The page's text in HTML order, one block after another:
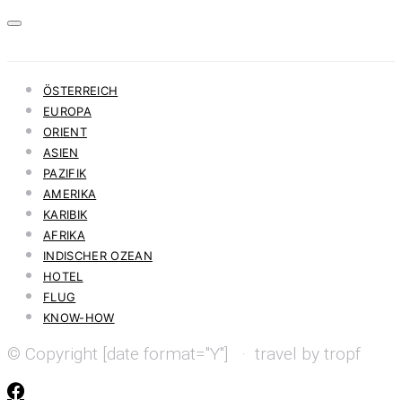
ÖSTERREICH
EUROPA
ORIENT
ASIEN
PAZIFIK
AMERIKA
KARIBIK
AFRIKA
INDISCHER OZEAN
HOTEL
FLUG
KNOW-HOW
© Copyright [date format="Y"] · travel by tropf